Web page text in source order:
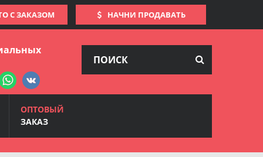
С ЗАКАЗОМ НАЧНИ ПРОДАВАТЬ
ОПТОВЫЙ
ЗАКАЗ